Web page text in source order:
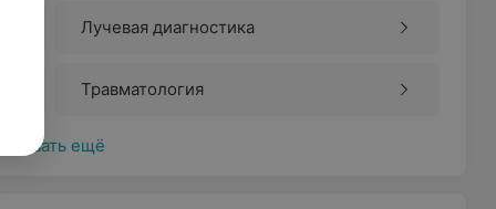
Лучевая диагностика
Травматология
ещё